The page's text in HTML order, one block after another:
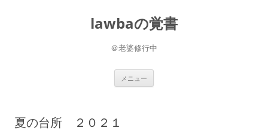
lawbaの覚書
＠老婆修行中
メニュー
夏の台所 ２０２１